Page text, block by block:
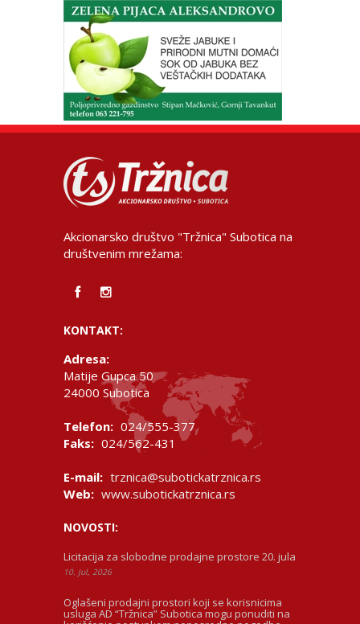
Akcionarsko društvo "Tržnica" Subotica na
društvenim mrežama:
KONTAKT:
Adresa:
Matije Gupca 50
24000 Subotica
Telefon: 024/555-377
Faks: 024/562-431
E-mail: trznica@subotickatrznica.rs
Web: www.subotickatrznica.rs
NOVOSTI:
Licitacija za slobodne prodajne prostore 20. jula
10. Jul, 2026
Oglašeni prodajni prostori koji se korisnicima
usluga AD “Tržnica” Subotica mogu ponuditi na